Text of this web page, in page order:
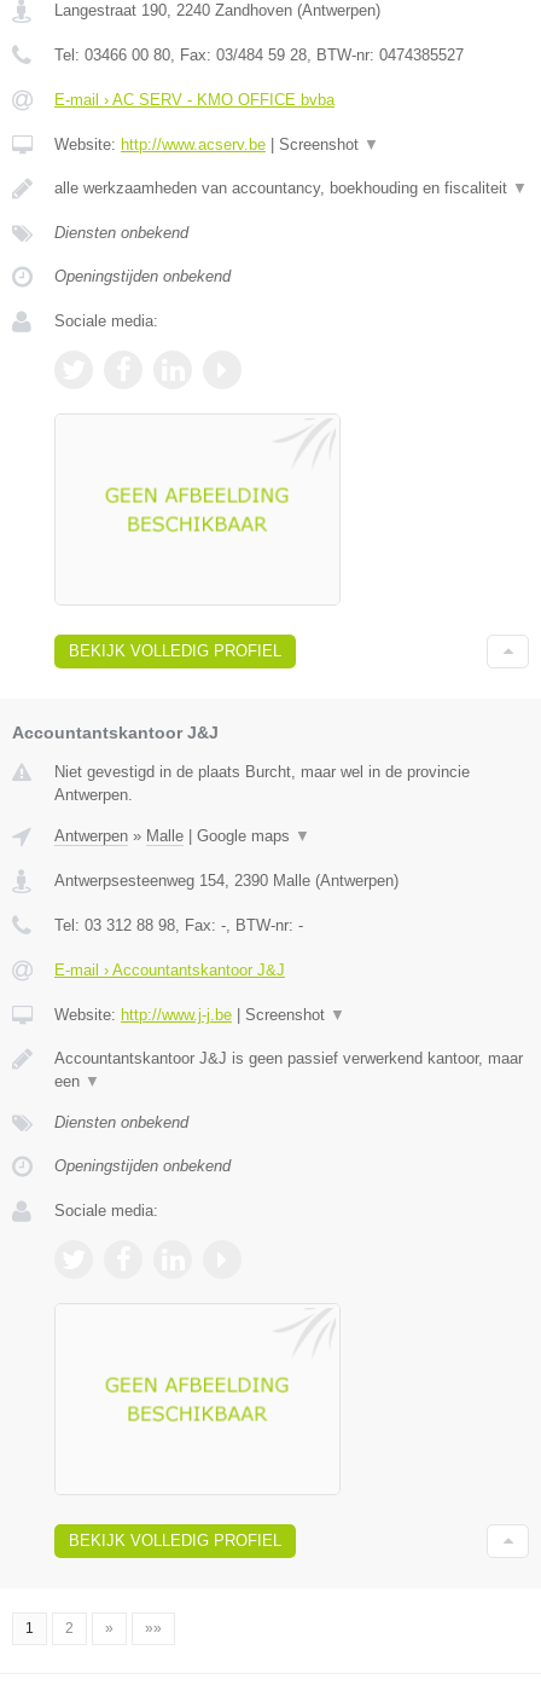
Langestraat 190, 2240 Zandhoven (Antwerpen)
Tel: 03466 00 80, Fax: 03/484 59 28, BTW-nr: 0474385527
E-mail › AC SERV - KMO OFFICE bvba
Website: http://www.acserv.be Screenshot ▼
alle werkzaamheden van accountancy, boekhouding en fiscaliteit ▼
Diensten onbekend
Openingstijden onbekend
Sociale media:
BEKIJK VOLLEDIG PROFIEL
Accountantskantoor J&J
Niet gevestigd in de plaats Burcht, maar wel in de provincie
Antwerpen.
Antwerpen » Malle Google maps ▼
Antwerpsesteenweg 154 2390 Malle (Antwerpen)
Tel: 03 312 88 98 , Fax: - , BTW-nr: -
E-mail › Accountantskantoor J&J
Website: http://www.j-j.be Screenshot ▼
Accountantskantoor J&J is geen passief verwerkend kantoor, maar
een ▼
Diensten onbekend
Openingstijden onbekend
Sociale media:
BEKIJK VOLLEDIG PROFIEL
1 2 » »»